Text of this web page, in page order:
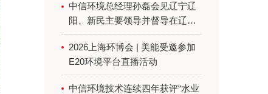
中信环境总经理孙磊会见辽宁辽
阳、新民主要领导并督导在辽项
目
2026上海环博会 | 美能受邀参加
E20环境平台直播活动
中信环境技术连续四年获评“水业